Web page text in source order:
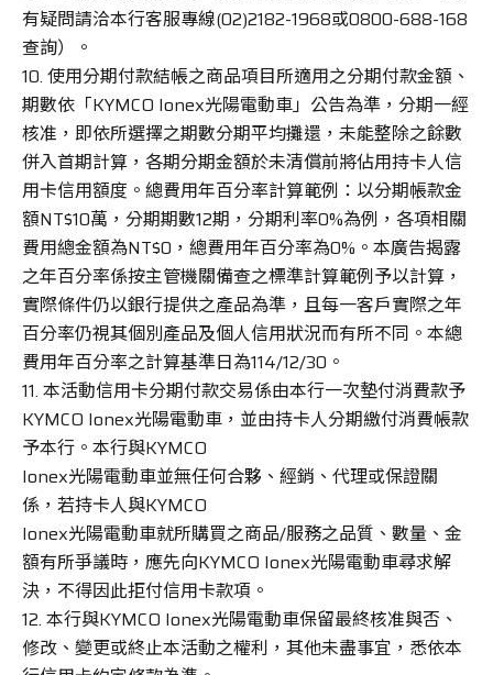
有疑問請洽本行客服專線(02)2182-1968或0800-688-168
查詢）。
10. 使用分期付款結帳之商品項目所適用之分期付款金額、
期數依「KYMCO Ionex光陽電動車」公告為準，分期一經
核准，即依所選擇之期數分期平均攤還，未能整除之餘數
併入首期計算，各期分期金額於未清償前將佔用持卡人信
用卡信用額度。總費用年百分率計算範例：以分期帳款金
額NT$10萬，分期期數12期，分期利率0%為例，各項相關
費用總金額為NT$0，總費用年百分率為0%。本廣告揭露
之年百分率係按主管機關備查之標準計算範例予以計算，
實際條件仍以銀行提供之產品為準，且每一客戶實際之年
百分率仍視其個別產品及個人信用狀況而有所不同。本總
費用年百分率之計算基準日為114/12/30。
11. 本活動信用卡分期付款交易係由本行一次墊付消費款予
KYMCO Ionex光陽電動車，並由持卡人分期繳付消費帳款
予本行。本行與KYMCO
Ionex光陽電動車並無任何合夥、經銷、代理或保證關
係，若持卡人與KYMCO
Ionex光陽電動車就所購買之商品/服務之品質、數量、金
額有所爭議時，應先向KYMCO Ionex光陽電動車尋求解
決，不得因此拒付信用卡款項。
12. 本行與KYMCO Ionex光陽電動車保留最終核准與否、
修改、變更或終止本活動之權利，其他未盡事宜，悉依本